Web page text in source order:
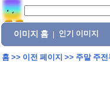
이미지 홈 인기 이미지
홈>> 이전 페이지 >> 주말 주